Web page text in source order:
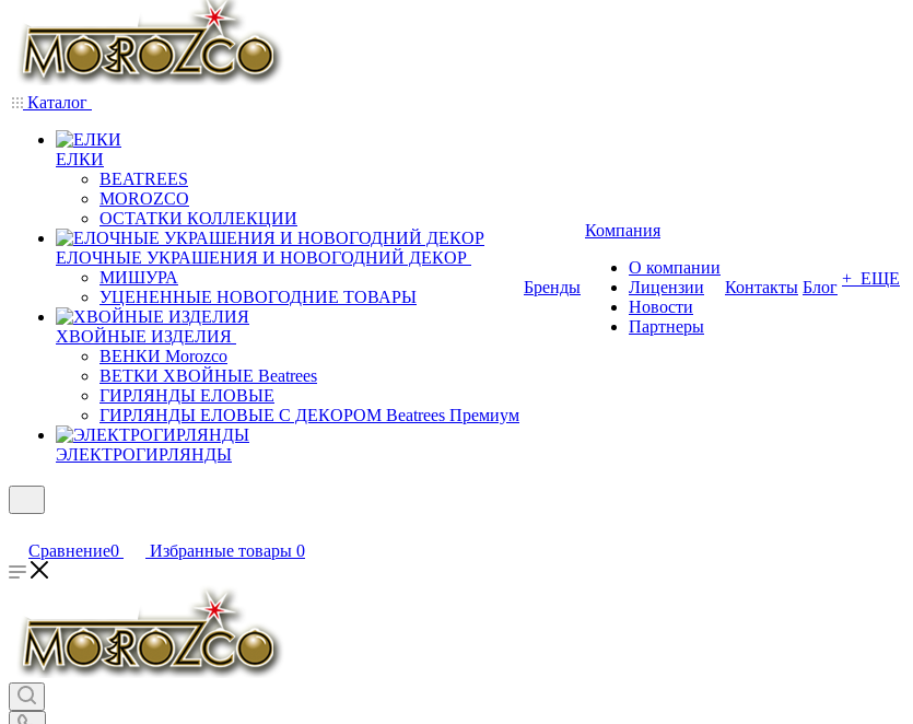
Каталог
ЕЛКИ
BEATREES
MOROZCO
ОСТАТКИ КОЛЛЕКЦИИ
ЕЛОЧНЫЕ УКРАШЕНИЯ И НОВОГОДНИЙ ДЕКОР
МИШУРА
УЦЕНЕННЫЕ НОВОГОДНИЕ ТОВАРЫ
ХВОЙНЫЕ ИЗДЕЛИЯ
ВЕНКИ Morozco
ВЕТКИ ХВОЙНЫЕ Beatrees
ГИРЛЯНДЫ ЕЛОВЫЕ
ГИРЛЯНДЫ ЕЛОВЫЕ С ДЕКОРОМ Beatrees Премиум
ЭЛЕКТРОГИРЛЯНДЫ
Бренды
Компания
О компании
Лицензии
Новости
Партнеры
Контакты Блог + ЕЩЕ
Сравнение0 Избранные товары 0